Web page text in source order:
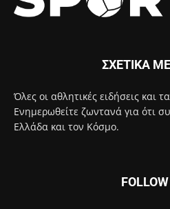
ΣΧΕΤΙΚΑ
Όλες οι αθλητικές ειδήσεις και
Ενημερωθείτε ζωντανά για ότι
Ελλάδα και τον Κόσμο.